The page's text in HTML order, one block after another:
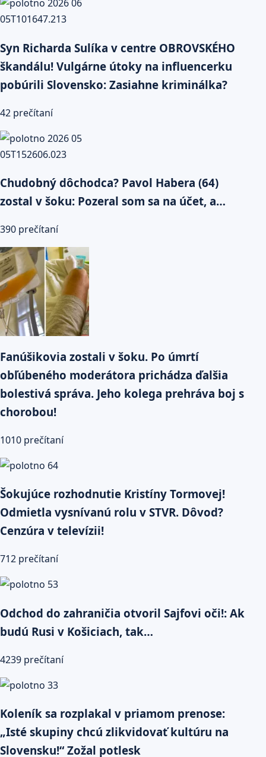
Syn Richarda Sulíka v centre OBROVSKÉHO
škandálu! Vulgárne útoky na influencerku
pobúrili Slovensko: Zasiahne kriminálka?
42 prečítaní
Chudobný dôchodca? Pavol Habera (64)
zostal v šoku: Pozeral som sa na účet, a…
390 prečítaní
Fanúšikovia zostali v šoku. Po úmrtí
obľúbeného moderátora prichádza ďalšia
bolestivá správa. Jeho kolega prehráva boj s
chorobou!
1010 prečítaní
Šokujúce rozhodnutie Kristíny Tormovej!
Odmietla vysnívanú rolu v STVR. Dôvod?
Cenzúra v televízii!
712 prečítaní
Odchod do zahraničia otvoril Sajfovi oči!: Ak
budú Rusi v Košiciach, tak…
4239 prečítaní
Koleník sa rozplakal v priamom prenose:
„Isté skupiny chcú zlikvidovať kultúru na
Slovensku!“ Zožal potlesk